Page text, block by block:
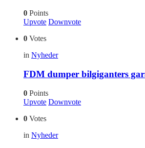
0 Points
Upvote Downvote
0 Votes
in Nyheder
FDM dumper bilgiganters
0 Points
Upvote Downvote
0 Votes
in Nyheder